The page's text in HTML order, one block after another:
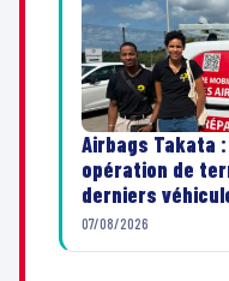
Airbags Takata :
opération de
derniers
07/08/2026